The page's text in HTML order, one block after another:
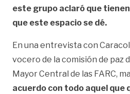
este grupo aclaró que
que este espacio se dé.
En una entrevista con
vocero de la comisión de paz
Mayor Central de las FARC,
acuerdo con todo aquel